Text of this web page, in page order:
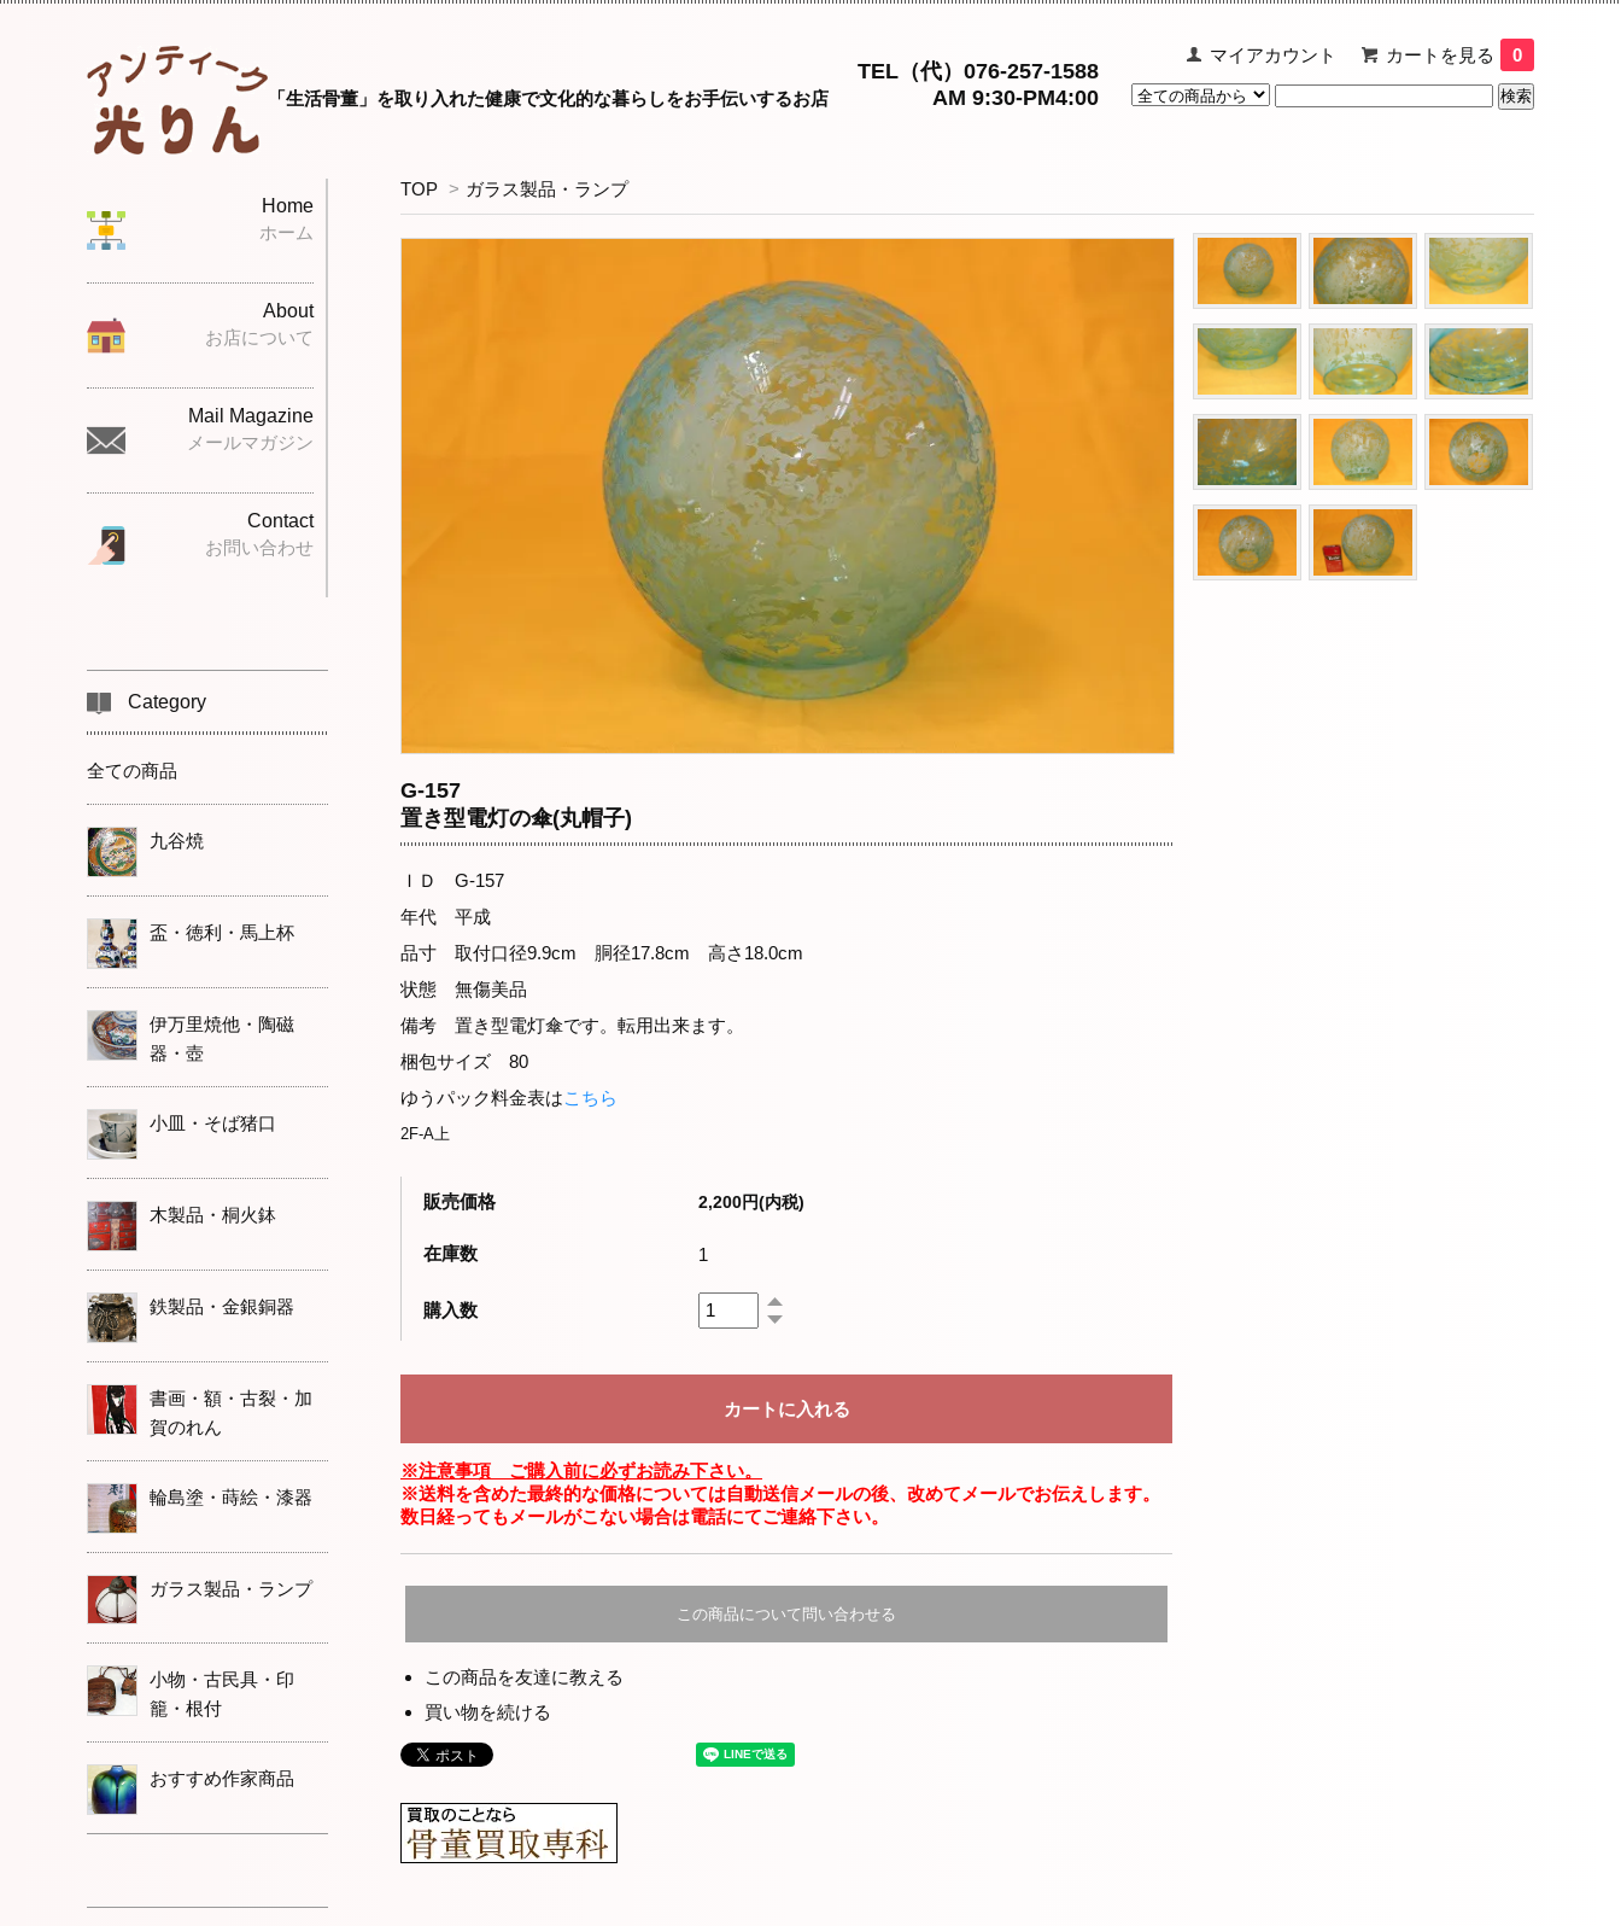
マイアカウント カートを見る 0
「生活骨董」を取り入れた健康で文化的な暮らしをお手伝いするお店
TEL（代）076-257-1588
AM 9:30-PM4:00
TOP > ガラス製品・ランプ
G-157
置き型電灯の傘(丸帽子)
ＩＤ G-157
年代 平成
品寸 取付口径9.9cm 胴径17.8cm 高さ18.0cm
状態 無傷美品
備考 置き型電灯傘です。転用出来ます。
梱包サイズ 80
ゆうパック料金表はこちら
2F-A上
販売価格 2,200円(内税)
在庫数 1
購入数
※注意事項 ご購入前に必ずお読み下さい。
※送料を含めた最終的な価格については自動送信メールの後、改めてメールでお伝えします。
数日経ってもメールがこない場合は電話にてご連絡下さい。
この商品について問い合わせる
この商品を友達に教える
買い物を続ける
Home
ホーム
About
お店について
Mail Magazine
メールマガジン
Contact
お問い合わせ
Category
全ての商品
九谷焼
盃・徳利・馬上杯
伊万里焼他・陶磁
器・壺
小皿・そば猪口
木製品・桐火鉢
鉄製品・金銀銅器
書画・額・古裂・加
賀のれん
輪島塗・蒔絵・漆器
ガラス製品・ランプ
小物・古民具・印
籠・根付
おすすめ作家商品